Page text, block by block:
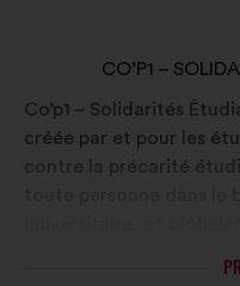
NAZIV
ORGANIZACIJE:
CO’P1 –
Co’p1 – Solidarités
créée par et pour les
contre la précarité
l’organisation de